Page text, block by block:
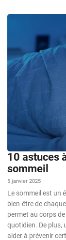
10 astuces
sommeil
5 janvier 2025
Le sommeil est un
bien-être de
permet au corps
quotidien. De plus,
aider à prévenir